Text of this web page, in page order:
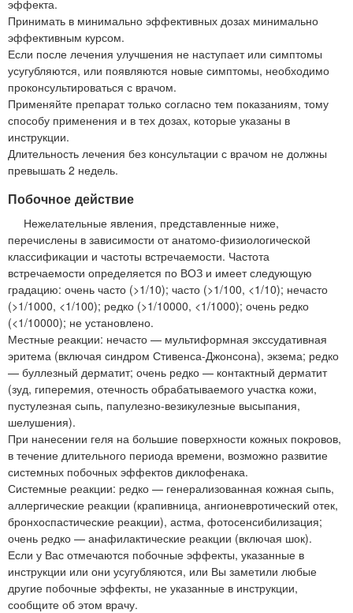
эффекта.
Принимать в минимально эффективных дозах минимально
эффективным курсом.
Если после лечения улучшения не наступает или симптомы
усугубляются, или появляются новые симптомы, необходимо
проконсультироваться с врачом.
Применяйте препарат только согласно тем показаниям, тому
способу применения и в тех дозах, которые указаны в
инструкции.
Длительность лечения без консультации с врачом не должны
превышать 2 недель.
Побочное действие
Нежелательные явления, представленные ниже,
перечислены в зависимости от анатомо-физиологической
классификации и частоты встречаемости. Частота
встречаемости определяется по ВОЗ и имеет следующую
градацию: очень часто (>1/10); часто (>1/100, <1/10); нечасто
(>1/1000, <1/100); редко (>1/10000, <1/1000); очень редко
(<1/10000); не установлено.
Местные реакции: нечасто — мультиформная экссудативная
эритема (включая синдром Стивенса-Джонсона), экзема; редко
— буллезный дерматит; очень редко — контактный дерматит
(зуд, гиперемия, отечность обрабатываемого участка кожи,
пустулезная сыпь, папулезно-везикулезные высыпания,
шелушения).
При нанесении геля на большие поверхности кожных покровов,
в течение длительного периода времени, возможно развитие
системных побочных эффектов диклофенака.
Системные реакции: редко — генерализованная кожная сыпь,
аллергические реакции (крапивница, ангионевротический отек,
бронхоспастические реакции), астма, фотосенсибилизация;
очень редко — анафилактические реакции (включая шок).
Если у Вас отмечаются побочные эффекты, указанные в
инструкции или они усугубляются, или Вы заметили любые
другие побочные эффекты, не указанные в инструкции,
сообщите об этом врачу.